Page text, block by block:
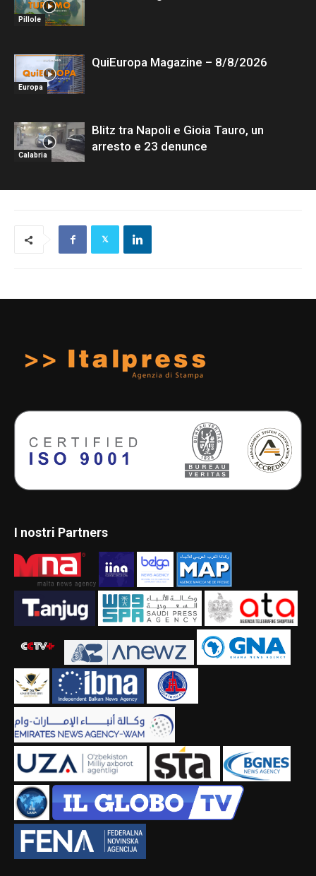
Pillole
Europa
QuiEuropa Magazine – 8/8/2026
Calabria
Blitz tra Napoli e Gioia Tauro, un
arresto e 23 denunce
I nostri Partners